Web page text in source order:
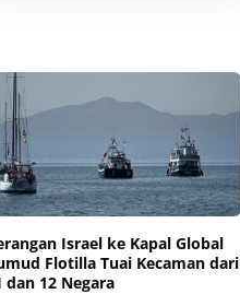
Israel ke Kapal Global
Flotilla Tuai Kecaman dari
dan 12 Negara